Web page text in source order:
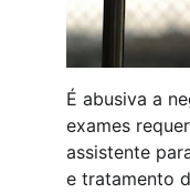
É abusiva a
exames
assistente
e tratamento